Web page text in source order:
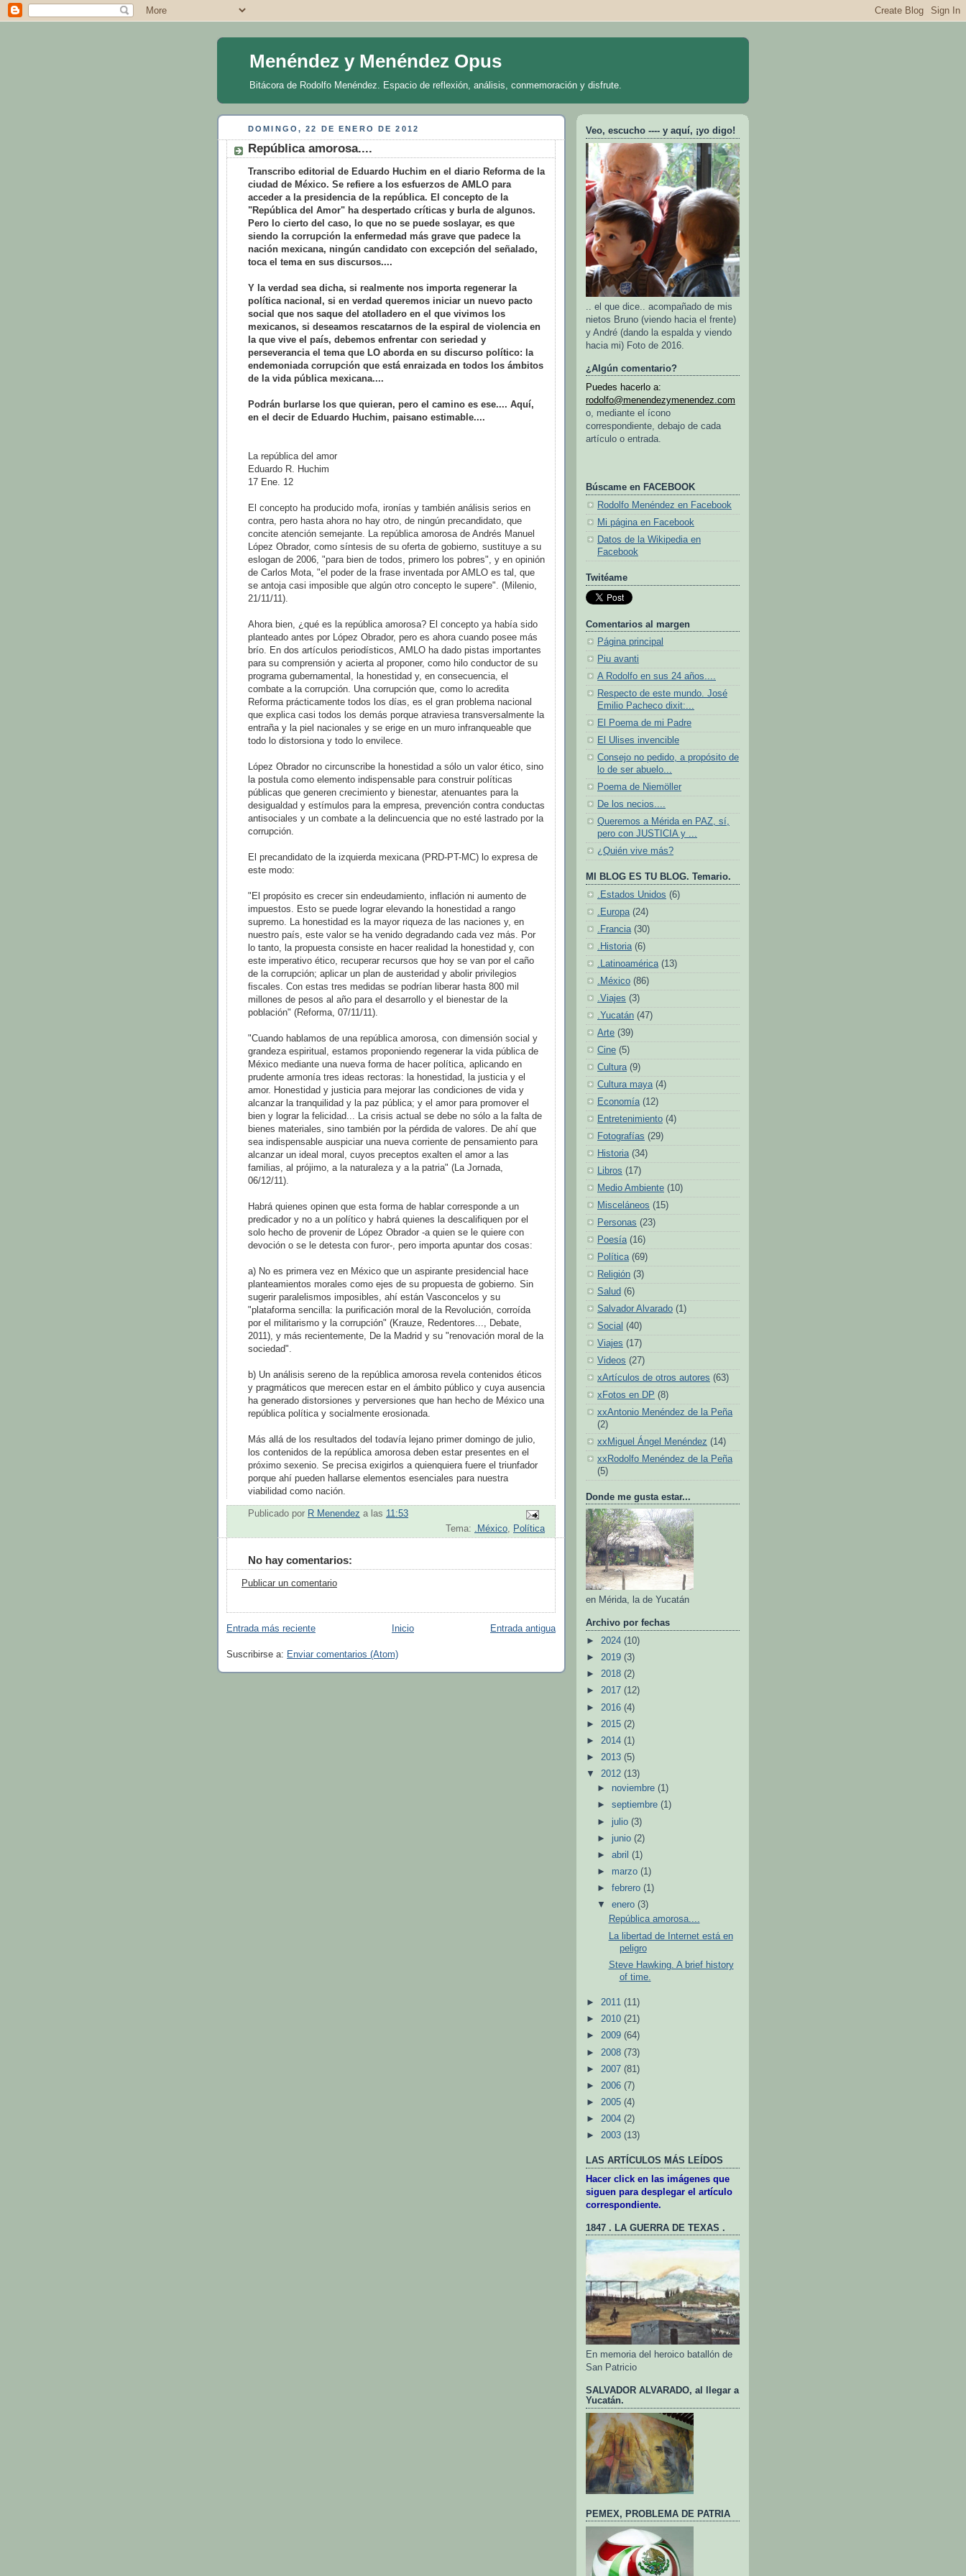
Menéndez y Menéndez Opus
Bitácora de Rodolfo Menéndez. Espacio de reflexión, análisis, conmemoración y disfrute.
DOMINGO, 22 DE ENERO DE 2012
República amorosa....
Transcribo editorial de Eduardo Huchim en el diario Reforma de la
ciudad de México. Se refiere a los esfuerzos de AMLO para
acceder a la presidencia de la república. El concepto de la
"República del Amor" ha despertado críticas y burla de algunos.
Pero lo cierto del caso, lo que no se puede soslayar, es que
siendo la corrupción la enfermedad más grave que padece la
nación mexicana, ningún candidato con excepción del señalado,
toca el tema en sus discursos....
Y la verdad sea dicha, si realmente nos importa regenerar la
política nacional, si en verdad queremos iniciar un nuevo pacto
social que nos saque del atolladero en el que vivimos los
mexicanos, si deseamos rescatarnos de la espiral de violencia en
la que vive el país, debemos enfrentar con seriedad y
perseverancia el tema que LO aborda en su discurso político: la
endemoniada corrupción que está enraizada en todos los ámbitos
de la vida pública mexicana....
Podrán burlarse los que quieran, pero el camino es ese.... Aquí,
en el decir de Eduardo Huchim, paisano estimable....
La república del amor
Eduardo R. Huchim
17 Ene. 12
El concepto ha producido mofa, ironías y también análisis serios en
contra, pero hasta ahora no hay otro, de ningún precandidato, que
concite atención semejante. La república amorosa de Andrés Manuel
López Obrador, como síntesis de su oferta de gobierno, sustituye a su
eslogan de 2006, "para bien de todos, primero los pobres", y en opinión
de Carlos Mota, "el poder de la frase inventada por AMLO es tal, que
se antoja casi imposible que algún otro concepto le supere". (Milenio,
21/11/11).
Ahora bien, ¿qué es la república amorosa? El concepto ya había sido
planteado antes por López Obrador, pero es ahora cuando posee más
brío. En dos artículos periodísticos, AMLO ha dado pistas importantes
para su comprensión y acierta al proponer, como hilo conductor de su
programa gubernamental, la honestidad y, en consecuencia, el
combate a la corrupción. Una corrupción que, como lo acredita
Reforma prácticamente todos los días, es el gran problema nacional
que explica casi todos los demás porque atraviesa transversalmente la
entraña y la piel nacionales y se erige en un muro infranqueable que
todo lo distorsiona y todo lo envilece.
López Obrador no circunscribe la honestidad a sólo un valor ético, sino
la postula como elemento indispensable para construir políticas
públicas que generen crecimiento y bienestar, atenuantes para la
desigualdad y estímulos para la empresa, prevención contra conductas
antisociales y un combate a la delincuencia que no esté lastrado por la
corrupción.
El precandidato de la izquierda mexicana (PRD-PT-MC) lo expresa de
este modo:
"El propósito es crecer sin endeudamiento, inflación ni aumento de
impuestos. Esto se puede lograr elevando la honestidad a rango
supremo. La honestidad es la mayor riqueza de las naciones y, en
nuestro país, este valor se ha venido degradando cada vez más. Por
lo tanto, la propuesta consiste en hacer realidad la honestidad y, con
este imperativo ético, recuperar recursos que hoy se van por el caño
de la corrupción; aplicar un plan de austeridad y abolir privilegios
fiscales. Con estas tres medidas se podrían liberar hasta 800 mil
millones de pesos al año para el desarrollo y el bienestar de la
población" (Reforma, 07/11/11).
"Cuando hablamos de una república amorosa, con dimensión social y
grandeza espiritual, estamos proponiendo regenerar la vida pública de
México mediante una nueva forma de hacer política, aplicando en
prudente armonía tres ideas rectoras: la honestidad, la justicia y el
amor. Honestidad y justicia para mejorar las condiciones de vida y
alcanzar la tranquilidad y la paz pública; y el amor para promover el
bien y lograr la felicidad... La crisis actual se debe no sólo a la falta de
bienes materiales, sino también por la pérdida de valores. De ahí que
sea indispensable auspiciar una nueva corriente de pensamiento para
alcanzar un ideal moral, cuyos preceptos exalten el amor a las
familias, al prójimo, a la naturaleza y a la patria" (La Jornada,
06/12/11).
Habrá quienes opinen que esta forma de hablar corresponde a un
predicador y no a un político y habrá quienes la descalifiquen por el
solo hecho de provenir de López Obrador -a quien se le quiere con
devoción o se le detesta con furor-, pero importa apuntar dos cosas:
a) No es primera vez en México que un aspirante presidencial hace
planteamientos morales como ejes de su propuesta de gobierno. Sin
sugerir paralelismos imposibles, ahí están Vasconcelos y su
"plataforma sencilla: la purificación moral de la Revolución, corroída
por el militarismo y la corrupción" (Krauze, Redentores..., Debate,
2011), y más recientemente, De la Madrid y su "renovación moral de la
sociedad".
b) Un análisis sereno de la república amorosa revela contenidos éticos
y pragmáticos que merecen estar en el ámbito público y cuya ausencia
ha generado distorsiones y perversiones que han hecho de México una
república política y socialmente erosionada.
Más allá de los resultados del todavía lejano primer domingo de julio,
los contenidos de la república amorosa deben estar presentes en el
próximo sexenio. Se precisa exigirlos a quienquiera fuere el triunfador
porque ahí pueden hallarse elementos esenciales para nuestra
viabilidad como nación.
Publicado por R Menendez a las 11:53
Tema: .México, Política
No hay comentarios:
Publicar un comentario
Entrada más reciente Entrada antigua
Inicio
Suscribirse a: Enviar comentarios (Atom)
Veo, escucho ---- y aquí, ¡yo digo!
.. el que dice.. acompañado de mis
nietos Bruno (viendo hacia el frente)
y André (dando la espalda y viendo
hacia mi) Foto de 2016.
¿Algún comentario?
Puedes hacerlo a:
rodolfo@menendezymenendez.com
o, mediante el ícono
correspondiente, debajo de cada
artículo o entrada.
Búscame en FACEBOOK
Rodolfo Menéndez en Facebook
Mi página en Facebook
Datos de la Wikipedia en
Facebook
Twitéame
Comentarios al margen
Página principal
Piu avanti
A Rodolfo en sus 24 años....
Respecto de este mundo. José
Emilio Pacheco dixit:...
El Poema de mi Padre
El Ulises invencible
Consejo no pedido, a propósito de
lo de ser abuelo...
Poema de Niemöller
De los necios....
Queremos a Mérida en PAZ, sí,
pero con JUSTICIA y ...
¿Quién vive más?
MI BLOG ES TU BLOG. Temario.
.Estados Unidos (6)
.Europa (24)
.Francia (30)
.Historia (6)
.Latinoamérica (13)
.México (86)
.Viajes (3)
.Yucatán (47)
Arte (39)
Cine (5)
Cultura (9)
Cultura maya (4)
Economía (12)
Entretenimiento (4)
Fotografías (29)
Historia (34)
Libros (17)
Medio Ambiente (10)
Misceláneos (15)
Personas (23)
Poesía (16)
Política (69)
Religión (3)
Salud (6)
Salvador Alvarado (1)
Social (40)
Viajes (17)
Videos (27)
xArtículos de otros autores (63)
xFotos en DP (8)
xxAntonio Menéndez de la Peña
(2)
xxMiguel Ángel Menéndez (14)
xxRodolfo Menéndez de la Peña
(5)
Donde me gusta estar...
en Mérida, la de Yucatán
Archivo por fechas
► 2024 (10)
► 2019 (3)
► 2018 (2)
► 2017 (12)
► 2016 (4)
► 2015 (2)
► 2014 (1)
► 2013 (5)
▼ 2012 (13)
► noviembre(1)
►septiembre(1)
► julio(3)
► junio(2)
►abril(1)
► marzo(1)
►febrero(1)
▼enero(3)
República amorosa....
La libertad de Internet está en
peligro
Steve Hawking. A brief history
of time.
► 2011 (11)
► 2010 (21)
► 2009 (64)
► 2008 (73)
► 2007 (81)
► 2006 (7)
► 2005 (4)
► 2004 (2)
► 2003 (13)
LAS ARTÍCULOS MÁS LEÍDOS
Hacer click en las imágenes que
siguen para desplegar el artículo
correspondiente.
1847 . LA GUERRA DE TEXAS .
En memoria del heroico batallón de
San Patricio
SALVADOR ALVARADO, al llegar a
Yucatán.
PEMEX, PROBLEMA DE PATRIA